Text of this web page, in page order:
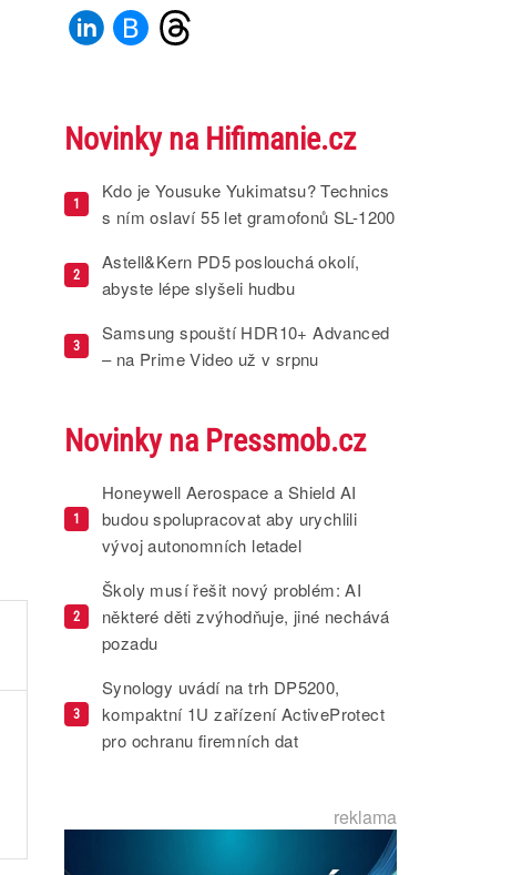
Novinky na Hifimanie.cz
1
Kdo je Yousuke Yukimatsu? Technics
s ním oslaví 55 let gramofonů SL-1200
2
Astell&Kern PD5 poslouchá okolí,
abyste lépe slyšeli hudbu
3
Samsung spouští HDR10+ Advanced
– na Prime Video už v srpnu
Novinky na Pressmob.cz
1
Honeywell Aerospace a Shield AI
budou spolupracovat aby urychlili
vývoj autonomních letadel
2
Školy musí řešit nový problém: AI
některé děti zvýhodňuje, jiné nechává
pozadu
3
Synology uvádí na trh DP5200,
kompaktní 1U zařízení ActiveProtect
pro ochranu firemních dat
reklama